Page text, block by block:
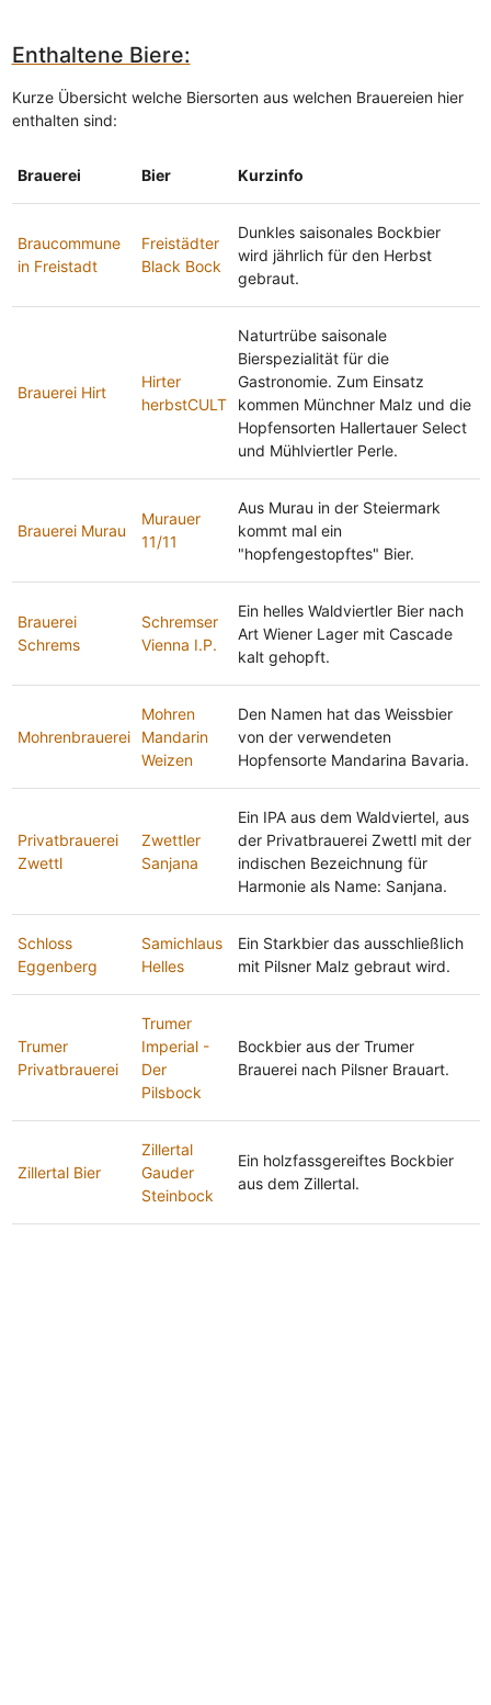
Enthaltene Biere:
Kurze Übersicht welche Biersorten aus welchen Brauereien hier
enthalten sind:
Brauerei Bier Kurzinfo
Braucommune
in Freistadt
Freistädter
Black Bock
Dunkles saisonales Bockbier
wird jährlich für den Herbst
gebraut.
Brauerei Hirt
Hirter
herbstCULT
Naturtrübe saisonale
Bierspezialität für die
Gastronomie. Zum Einsatz
kommen Münchner Malz und die
Hopfensorten Hallertauer Select
und Mühlviertler Perle.
Brauerei Murau
Murauer
11/11
Aus Murau in der Steiermark
kommt mal ein
"hopfengestopftes" Bier.
Brauerei
Schrems
Schremser
Vienna I.P.
Ein helles Waldviertler Bier nach
Art Wiener Lager mit Cascade
kalt gehopft.
Mohrenbrauerei
Mohren
Mandarin
Weizen
Den Namen hat das Weissbier
von der verwendeten
Hopfensorte Mandarina Bavaria.
Privatbrauerei
Zwettl
Zwettler
Sanjana
Ein IPA aus dem Waldviertel, aus
der Privatbrauerei Zwettl mit der
indischen Bezeichnung für
Harmonie als Name: Sanjana.
Schloss
Eggenberg
Samichlaus
Helles
Ein Starkbier das ausschließlich
mit Pilsner Malz gebraut wird.
Trumer
Privatbrauerei
Trumer
Imperial -
Der
Pilsbock
Bockbier aus der Trumer
Brauerei nach Pilsner Brauart.
Zillertal Bier
Zillertal
Gauder
Steinbock
Ein holzfassgereiftes Bockbier
aus dem Zillertal.